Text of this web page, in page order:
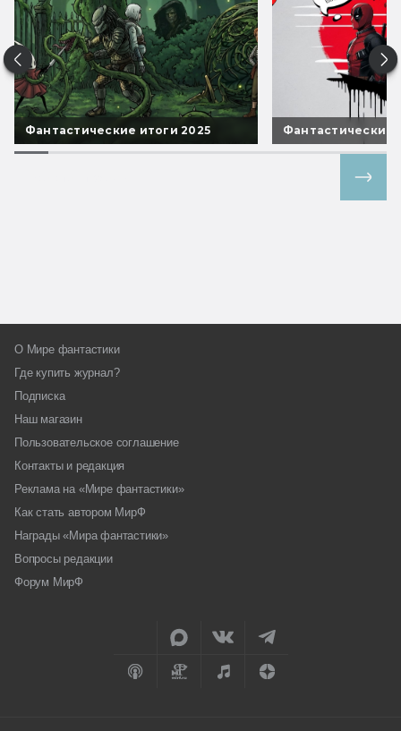
Фантастические итоги 2025 Фантастические
О Мире фантастики
Где купить журнал?
Подписка
Наш магазин
Пользовательское соглашение
Контакты и редакция
Реклама на «Мире фантастики»
Как стать автором МирФ
Награды «Мира фантастики»
Вопросы редакции
Форум МирФ